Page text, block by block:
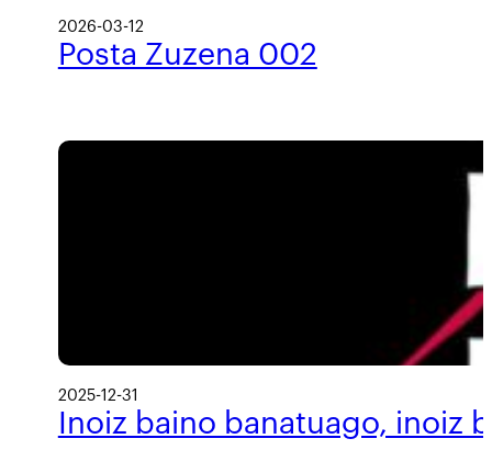
2026-03-12
Posta Zuzena 002
2025-12-31
Inoiz baino banatuago, inoiz